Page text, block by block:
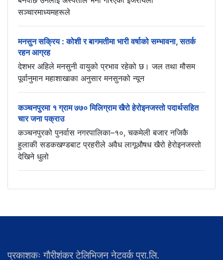
सञ्चारमाध्यमहरूले
मनसुन सक्रिय : कोशी र बागमतीमा भारी वर्षाको सम्भावना, सतर्क
रहन आग्रह
देशभर अहिले मनसुनी वायुको प्रभाव रहेको छ। जल तथा मौसम
पूर्वानुमान महाशाखाका अनुसार मनसुनको न्यून
कञ्चनपुरमा १ ग्राम ७७० मिलिग्राम खैरो हेरोइनजस्तो पदार्थसहित
चार जना पक्राउ
कञ्चनपुरको पुनर्वास नगरपालिका–१०, चकमेली बजार नजिकै
हुलाकी सडकखण्डबाट प्रहरीले अवैध लागूऔषध खैरो हेरोइनजस्तो
देखिने धुलो
प्रकाशकः गौरीशंकर टेलिभिजन नेटवर्क प्रा.लि.